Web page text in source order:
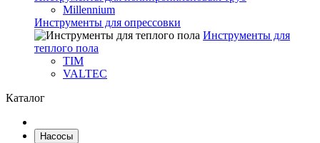
Millennium
Инструменты для опрессовки
Инструменты для
теплого пола
TIM
VALTEC
Каталог
Насосы